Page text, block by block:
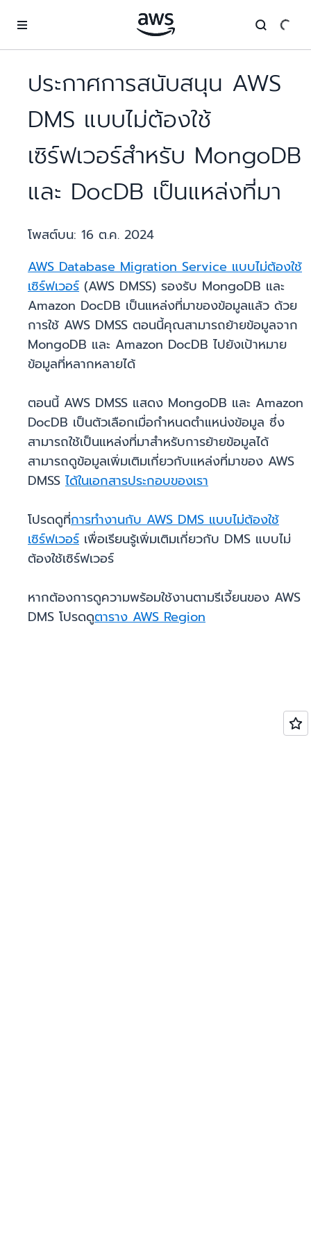
ประกาศการสนับสนุน AWS
DMS แบบไม่ต้องใช้
เซิร์ฟเวอร์สำหรับ MongoDB
และ DocDB เป็นแหล่งที่มา
โพสต์บน: 16 ต.ค. 2024
AWS Database Migration Service แบบไม่ต้องใช้
เซิร์ฟเวอร์ (AWS DMSS) รองรับ MongoDB และ
Amazon DocDB เป็นแหล่งที่มาของข้อมูลแล้ว ด้วย
การใช้ AWS DMSS ตอนนี้คุณสามารถย้ายข้อมูลจาก
MongoDB และ Amazon DocDB ไปยังเป้าหมาย
ข้อมูลที่หลากหลายได้
ตอนนี้ AWS DMSS แสดง MongoDB และ Amazon
DocDB เป็นตัวเลือกเมื่อกำหนดตำแหน่งข้อมูล ซึ่ง
สามารถใช้เป็นแหล่งที่มาสำหรับการย้ายข้อมูลได้
สามารถดูข้อมูลเพิ่มเติมเกี่ยวกับแหล่งที่มาของ AWS
DMSS ได้ในเอกสารประกอบของเรา
โปรดดูที่การทำงานกับ AWS DMS แบบไม่ต้องใช้
เซิร์ฟเวอร์ เพื่อเรียนรู้เพิ่มเติมเกี่ยวกับ DMS แบบไม่
ต้องใช้เซิร์ฟเวอร์
หากต้องการดูความพร้อมใช้งานตามรีเจี้ยนของ AWS
DMS โปรดดูตาราง AWS Region